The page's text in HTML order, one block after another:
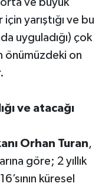
orta ve büyük
yarıştığı ve bu
uyguladığı) çok
önümüzdeki on
ve atacağı
Orhan Turan,
göre; 2 yıllık
küresel